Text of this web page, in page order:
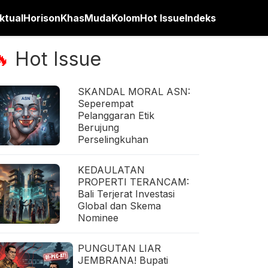
HorisonKhasMudaKolomHot IssueIndeks
Hot Issue
SKANDAL MORAL ASN:
Seperempat
Pelanggaran Etik
Berujung
Perselingkuhan
KEDAULATAN
PROPERTI TERANCAM:
Bali Terjerat Investasi
Global dan Skema
Nominee
PUNGUTAN LIAR
JEMBRANA! Bupati